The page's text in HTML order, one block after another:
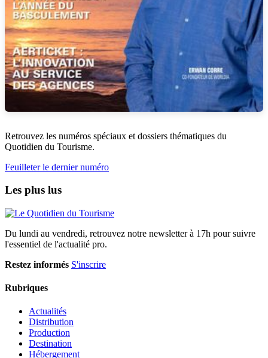
Retrouvez les numéros spéciaux et dossiers thématiques du
Quotidien du Tourisme.
Feuilleter le dernier numéro
Les plus lus
Du lundi au vendredi, retrouvez notre newsletter à 17h pour suivre
l'essentiel de l'actualité pro.
Restez informés S'inscrire
Rubriques
Actualités
Distribution
Production
Destination
Hébergement